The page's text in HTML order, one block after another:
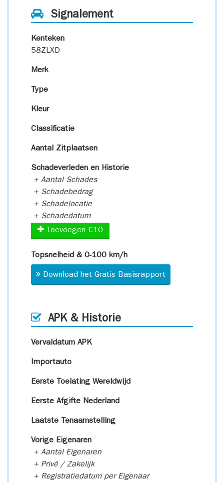
Signalement
Kenteken
58ZLXD
Merk
Type
Kleur
Classificatie
Aantal Zitplaatsen
Schadeverleden en Historie
+ Aantal Schades
+ Schadebedrag
+ Schadelocatie
+ Schadedatum
Toevoegen €10
Topsnelheid & 0-100 km/h
Download het Gratis Basisrapport
APK & Historie
Vervaldatum APK
Importauto
Eerste Toelating Wereldwijd
Eerste Afgifte Nederland
Laatste Tenaamstelling
Vorige Eigenaren
+ Aantal Eigenaren
+ Privé / Zakelijk
+ Registratiedatum per Eigenaar